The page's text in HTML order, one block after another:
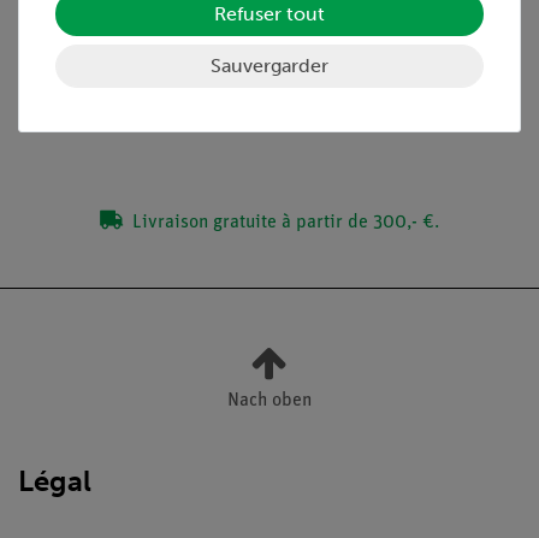
Livraison gratuite à partir de 300,- €.
Nach oben
Légal
Refuser tout
Sauvergarder